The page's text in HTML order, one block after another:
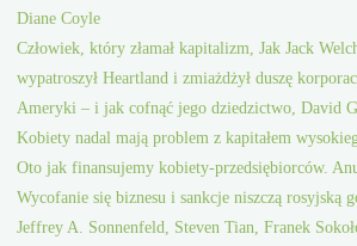
Diane Coyle
Człowiek, który złamał kapitalizm, Jak Jack
wypatroszył Heartland i zmiażdżył duszę
Ameryki – i jak cofnąć jego dziedzictwo, David
Kobiety nadal mają problem z kapitałem
Oto jak finansujemy kobiety-przedsiębiorców.
Wycofanie się biznesu i sankcje niszczą rosyjską
Jeffrey A. Sonnenfeld, Steven Tian, Franek